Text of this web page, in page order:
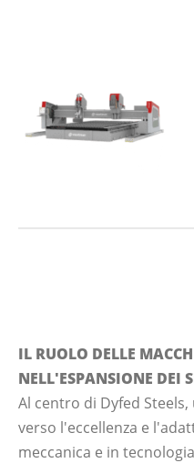
IL RUOLO DELLE
NELL'ESPANSIONE DEI
Al centro di Dyfed
verso l'eccellenza e
meccanica e in